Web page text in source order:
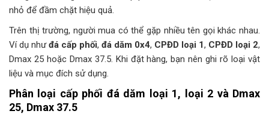
nhỏ để đầm chặt hiệu quả.
Trên thị trường, người mua có thể gặp nhiều tên gọi khác nhau.
Ví dụ nhưđá cấp phối, đá dăm 0x4, CPĐD loại 1, CPĐD loại 2,
Dmax 25 hoặc Dmax 37.5. Khi đặt hàng, bạn nên ghi rõ loại vật
liệu và mục đích sử dụng.
Phân loại cấp phối đá dăm loại 1, loại 2 và Dmax
25, Dmax 37.5